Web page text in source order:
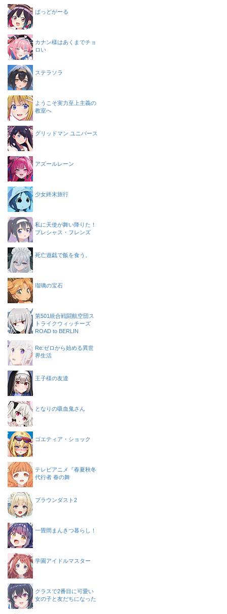
ばっどがーる
カナン様はあくまでチョ
ロい
ステラソラ
ようこそ実力至上主義の
教室へ
グリッドマン ユニバース
アズールレーン
少女終末旅行
私に天使が舞い降りた！
プレシャス・フレンズ
死亡遊戯で飯を食う。
瑠璃の宝石
第501統合戦闘航空団ス
トライクウィッチーズ
ROAD to BERLIN
Re:ゼロから始める異世
界生活
王子様の友達
となりの吸血鬼さん
ゴエティア・ショック
テレビアニメ『春夏秋冬
代行者 春の舞
ブラウンダスト2
一畳間まんきつ暮らし！
学園アイドルマスター
クラスで2番目に可愛い
女の子と友だちになった